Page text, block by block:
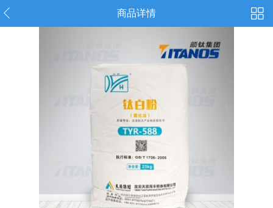
商品详情